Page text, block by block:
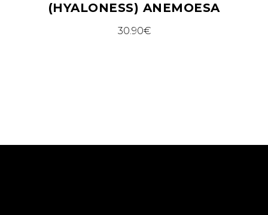
(HYALONESS) ANEMOESA
30.90€